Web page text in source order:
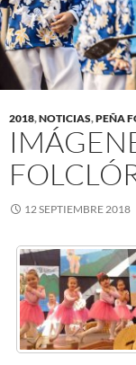
2018,NOTICIAS,PEÑA
12 SEPTIEMBRE 2018